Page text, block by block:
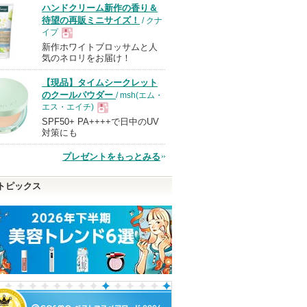
ハンドクリーム新作の香り＆
待望の再販ミニサイズ！ / クナ
イプ
現
品
新作ホワイトブロッサムと人
気のネロリをお届け！
【現品】タイムシークレット
のクールパウダー / msh(エム・
エス・エイチ)
現
品
SPF50+ PA++++で日中のUV
対策にも
プレゼントをもっとみる
ピックス